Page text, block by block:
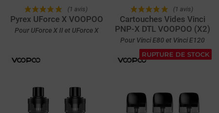
(1 avis)
Pyrex UForce X VOOPOO
Pour UForce X II et UForce X
(1 avis)
Cartouches Vides Vinci
PNP-X DTL VOOPOO (X2)
Pour Vinci E80 et Vinci E120
RUPTURE DE STOCK